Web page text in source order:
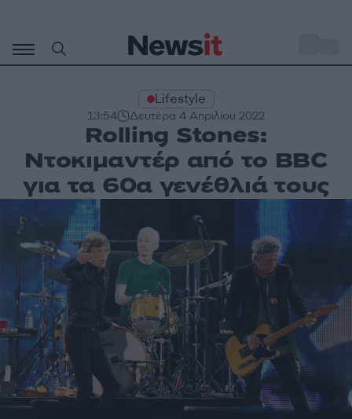
περιεχόμενο
Lifestyle
13:54 Δευτέρα 4 Απριλίου 2022
Rolling Stones:
Ντοκιμαντέρ από το BBC
για τα 60α γενέθλιά τους